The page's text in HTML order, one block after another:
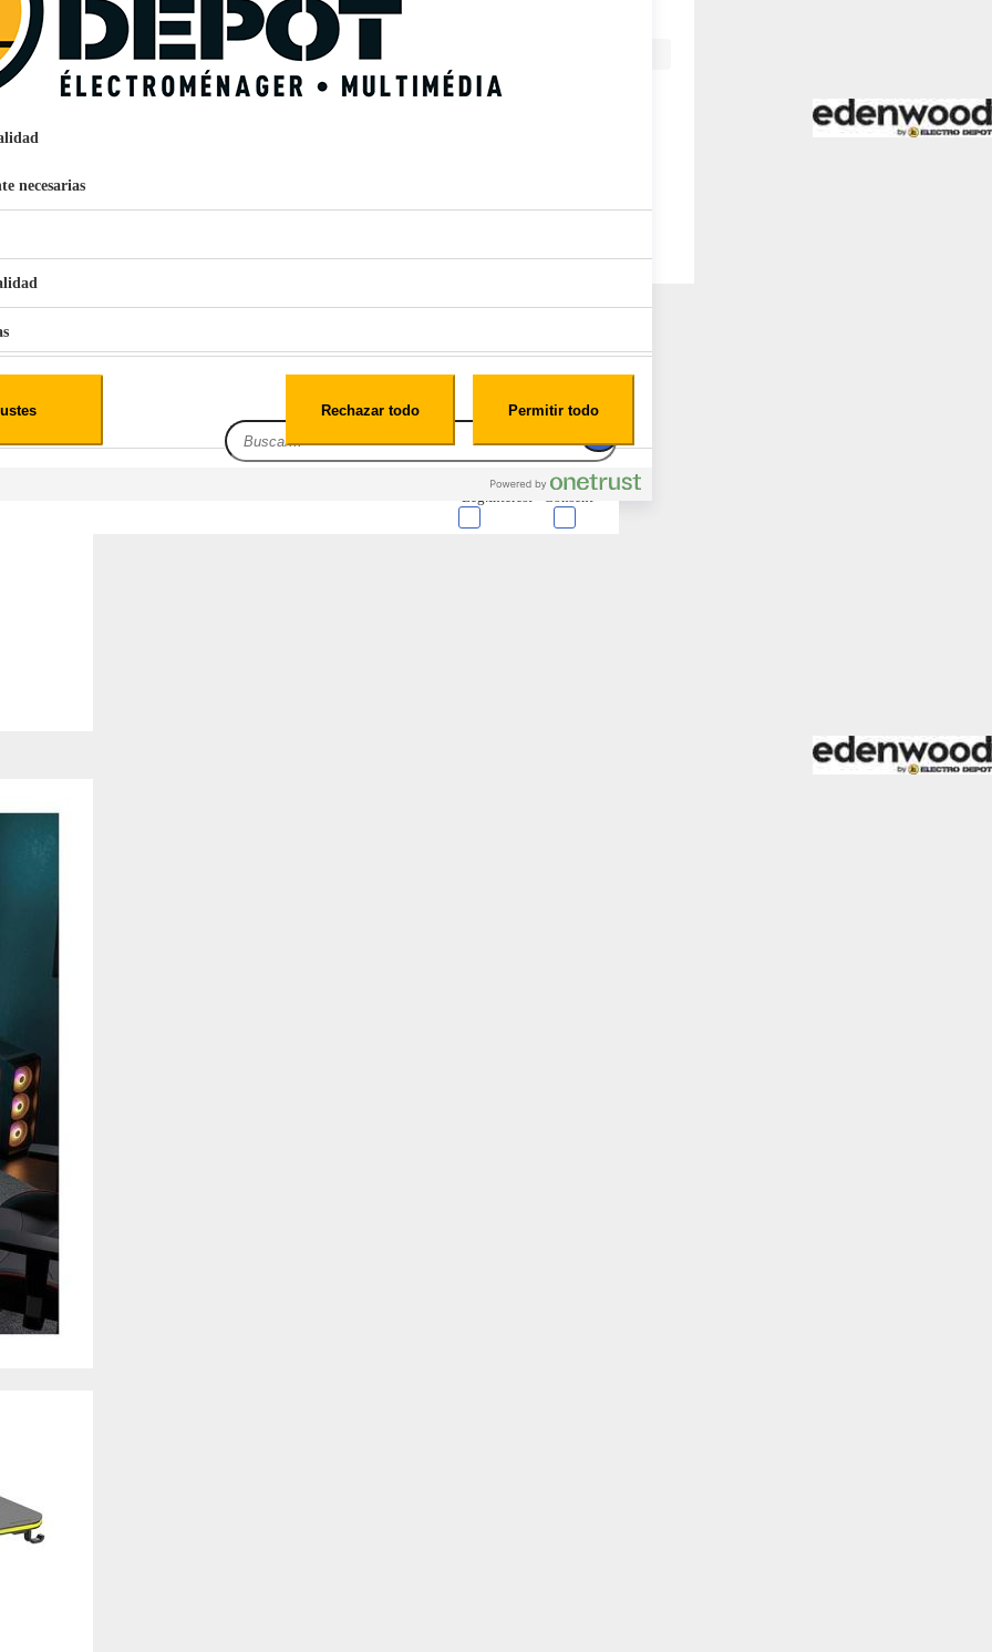
1,1L Limpia Sofás Alfombras Coche SP3
159€ 96
Pago aplazos
EcoTank EPSON ET-2861
necesarias
web, los datos pueden almacenarse o recuperarse de tu navegador, generalmente en forma de cookies.
estar relacionada contigo, tus preferencias o tu dispositivo y se utiliza principalmente para garantizar
necesarias
para que el sitio web funcione y no se pueden desactivar en nuestros sistemas. Por ejemplo, estas
necesarias te permitirán acceder a tu área de cliente, mantener activa tu sesión mientras navegas o
de compras. También nos permitirán detectar cualquier problema técnico que pueda afectar la
y / o la navegación en el Sitio. Puedes configurar tu navegador para bloquear o ser notificado de la
pero algunas partes del sitio web pueden verse afectadas. Estas cookies no almacenan ninguna
personal.
determinar el número de visitas y las fuentes de tráfico, con el fin de medir y mejorar el rendimiento
nos ayudan a identificar las páginas más / menos visitadas y a evaluar cómo los visitantes
Si no aceptas estas cookies, no seremos notificados de tu visita a nuestro sitio.
que el sitio ofrezca una mejor funcionalidad y personalización. Pueden ser establecidas por nosotros o
pueden establecer estas cookies en nuestro sitio web. Estas empresas pueden utilizarlas para
intereses y proporcionarte publicidad relevante en otros sitios web. Si no permite estas cookies, tu
dirigida.
Consent
Leg.Interest
Rechazar todo Permitir todo